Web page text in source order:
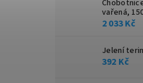
vařená,
2 033 Kč
Jelení
392 Kč